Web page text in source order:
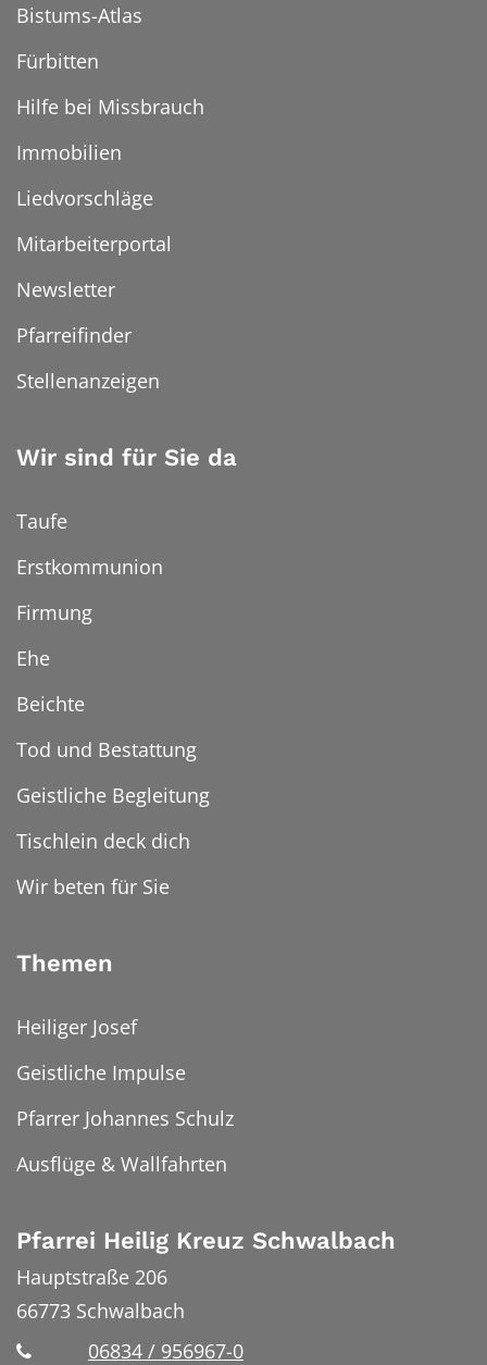
Bistums-Atlas
Fürbitten
Hilfe bei Missbrauch
Immobilien
Liedvorschläge
Mitarbeiterportal
Newsletter
Pfarreifinder
Stellenanzeigen
Wir sind für Sie da
Taufe
Erstkommunion
Firmung
Ehe
Beichte
Tod und Bestattung
Geistliche Begleitung
Tischlein deck dich
Wir beten für Sie
Themen
Heiliger Josef
Geistliche Impulse
Pfarrer Johannes Schulz
Ausflüge & Wallfahrten
Pfarrei Heilig Kreuz Schwalbach
Hauptstraße 206
66773 Schwalbach
06834 / 956967-0